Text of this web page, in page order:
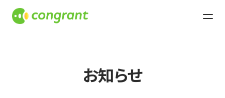
お知らせ